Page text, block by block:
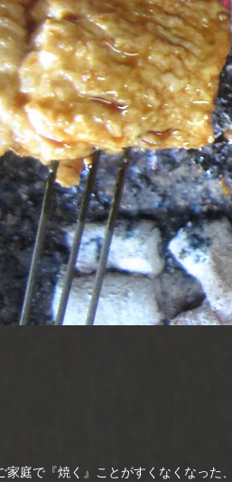
家庭で『焼く』ことがすくなくなった